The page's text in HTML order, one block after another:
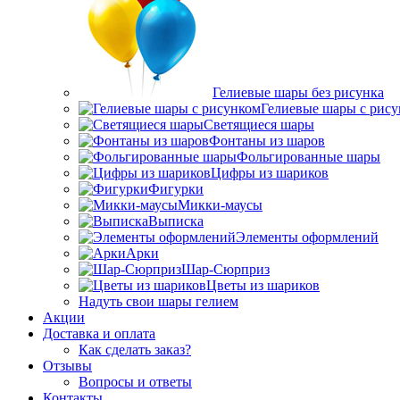
Гелиевые шары без рисунка
Гелиевые шары с
Светящиеся шары
Фонтаны из шаров
Фольгированные шары
Цифры из шариков
Фигурки
Микки-маусы
Выписка
Элементы оформлений
Арки
Шар-Сюрприз
Цветы из шариков
Надуть свои шары гелием
Акции
Доставка и оплата
Как сделать заказ?
Отзывы
Вопросы и ответы